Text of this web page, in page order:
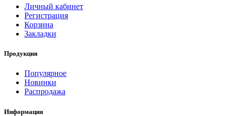
Личный кабинет
Регистрация
Корзина
Закладки
Продукция
Популярное
Новинки
Распродажа
Информация